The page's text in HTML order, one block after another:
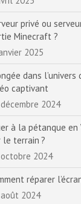
privé ou
Minecraft ?
2025
dans l’univers
captivant
2024
à la pétanque
le terrain ?
2024
réparer
2024